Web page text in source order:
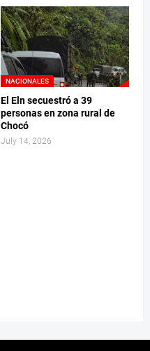
NACIONALES
El Eln secuestró a 39
personas en zona rural de
Chocó
July 14, 2026